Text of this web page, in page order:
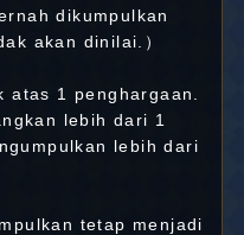
dikumpulkan
akan dinilai.）
1 penghargaan.
lebih dari 1
lebih dari
tetap menjadi